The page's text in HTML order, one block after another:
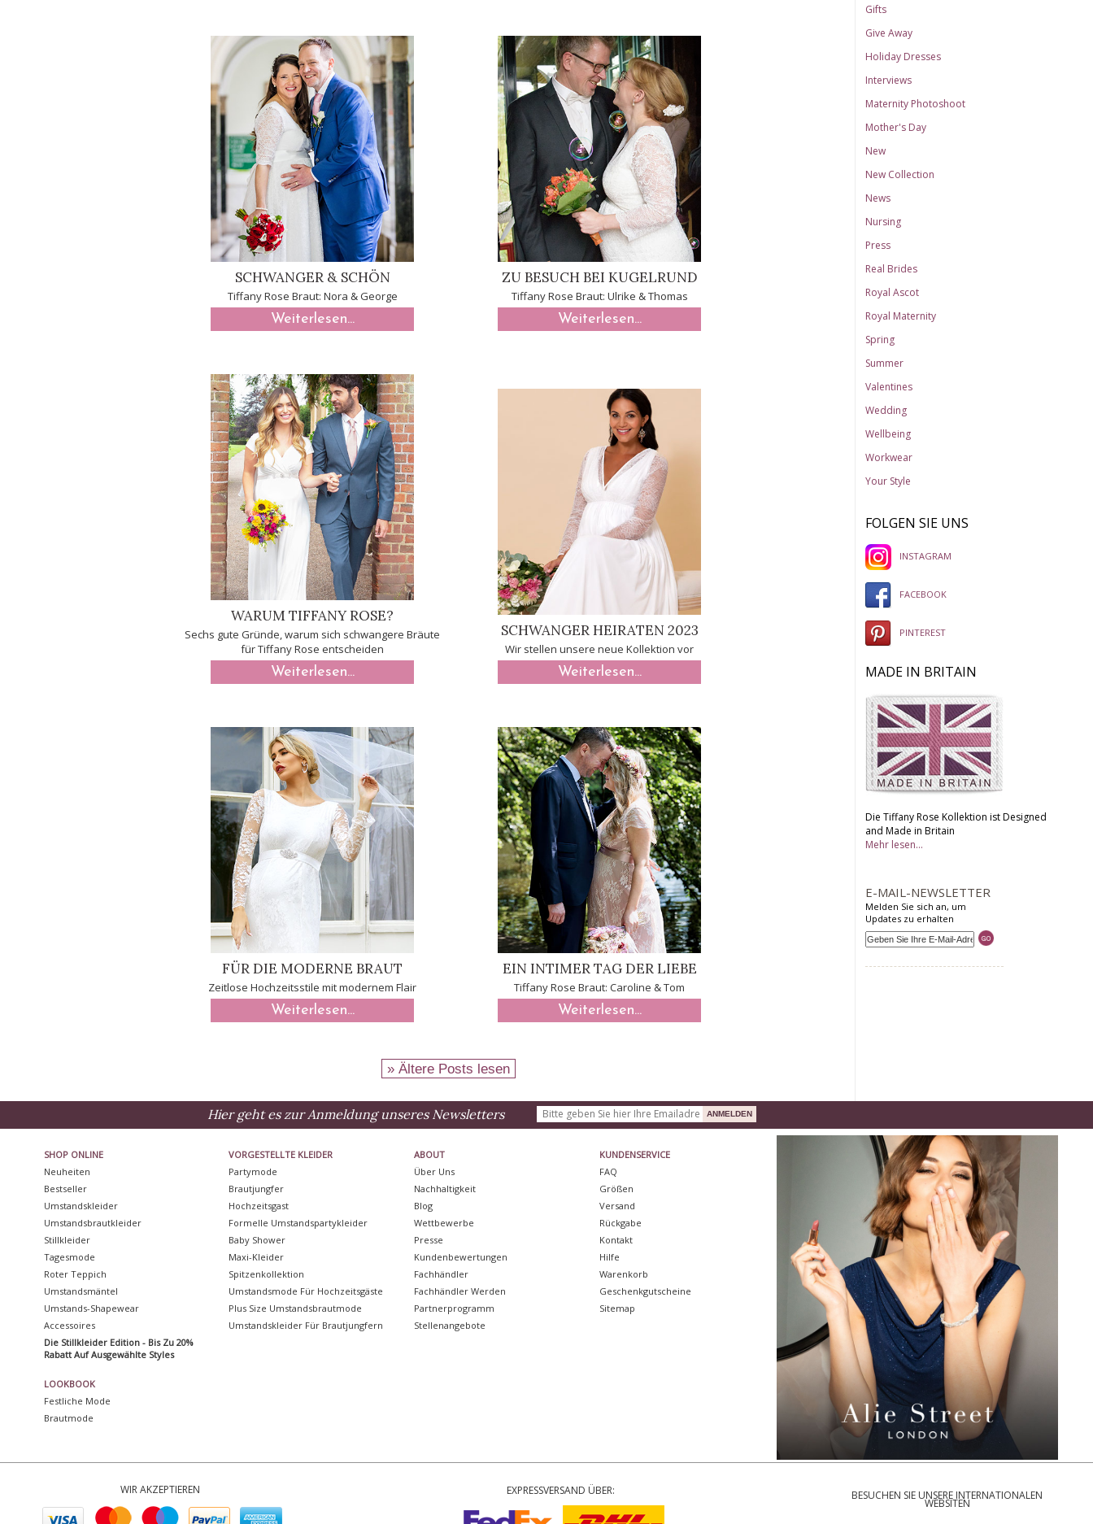
SCHWANGER & SCHÖN
Tiffany Rose Braut: Nora & George
Weiterlesen...
ZU BESUCH BEI KUGELRUND
Tiffany Rose Braut: Ulrike & Thomas
Weiterlesen...
WARUM TIFFANY ROSE?
Sechs gute Gründe, warum sich schwangere Bräute
für Tiffany Rose entscheiden
Weiterlesen...
SCHWANGER HEIRATEN 2023
Wir stellen unsere neue Kollektion vor
Weiterlesen...
FÜR DIE MODERNE BRAUT
Zeitlose Hochzeitsstile mit modernem Flair
Weiterlesen...
EIN INTIMER TAG DER LIEBE
Tiffany Rose Braut: Caroline & Tom
Weiterlesen...
» Ältere Posts lesen
Gifts
Give Away
Holiday Dresses
Interviews
Maternity Photoshoot
Mother's Day
New
New Collection
News
Nursing
Press
Real Brides
Royal Ascot
Royal Maternity
Spring
Summer
Valentines
Wedding
Wellbeing
Workwear
Your Style
FOLGEN SIE UNS
INSTAGRAM
FACEBOOK
PINTEREST
MADE IN BRITAIN
Die Tiffany Rose Kollektion ist Designed
and Made in Britain
Mehr lesen...
E-MAIL-NEWSLETTER
Melden Sie sich an, um
Updates zu erhalten
Hier geht es zur Anmeldung unseres Newsletters
SHOP ONLINE
Neuheiten
Bestseller
Umstandskleider
Umstandsbrautkleider
Stillkleider
Tagesmode
Roter Teppich
Umstandsmäntel
Umstands-Shapewear
Accessoires
Die Stillkleider Edition - Bis Zu 20%
Rabatt Auf Ausgewählte Styles
LOOKBOOK
Festliche Mode
Brautmode
VORGESTELLTE KLEIDER
Partymode
Brautjungfer
Hochzeitsgast
Formelle Umstandspartykleider
Baby Shower
Maxi-Kleider
Spitzenkollektion
Umstandsmode Für Hochzeitsgäste
Plus Size Umstandsbrautmode
Umstandskleider Für Brautjungfern
ABOUT
Über Uns
Nachhaltigkeit
Blog
Wettbewerbe
Presse
Kundenbewertungen
Fachhändler
Fachhändler Werden
Partnerprogramm
Stellenangebote
KUNDENSERVICE
FAQ
Größen
Versand
Rückgabe
Kontakt
Hilfe
Warenkorb
Geschenkgutscheine
Sitemap
WIR AKZEPTIEREN EXPRESSVERSAND ÜBER: BESUCHEN SIE UNSERE INTERNATIONALEN
WEBSITEN